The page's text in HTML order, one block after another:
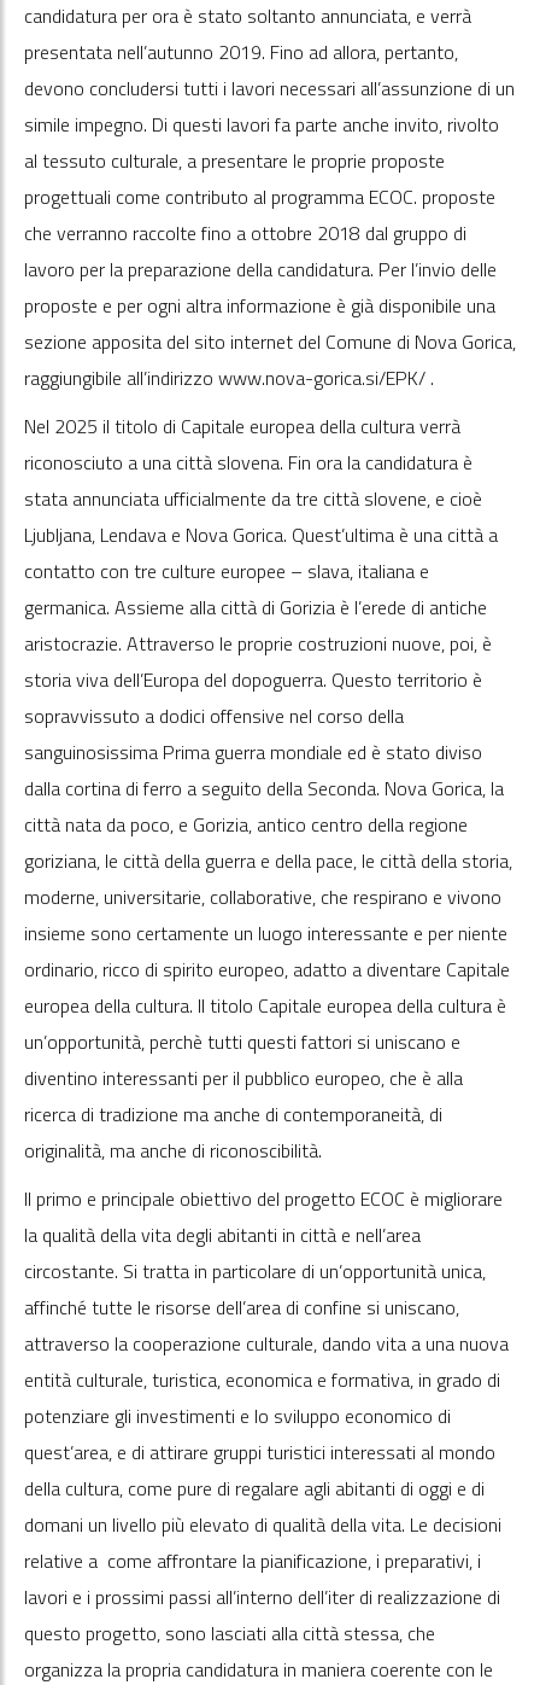
candidatura per ora è stato soltanto annunciata, e verrà
presentata nell’autunno 2019. Fino ad allora, pertanto,
devono concludersi tutti i lavori necessari all’assunzione di un
simile impegno. Di questi lavori fa parte anche invito, rivolto
al tessuto culturale, a presentare le proprie proposte
progettuali come contributo al programma ECOC. proposte
che verranno raccolte fino a ottobre 2018 dal gruppo di
lavoro per la preparazione della candidatura. Per l’invio delle
proposte e per ogni altra informazione è già disponibile una
sezione apposita del sito internet del Comune di Nova Gorica,
raggiungibile all’indirizzo www.nova-gorica.si/EPK/ .
Nel 2025 il titolo di Capitale europea della cultura verrà
riconosciuto a una città slovena. Fin ora la candidatura è
stata annunciata ufficialmente da tre città slovene, e cioè
Ljubljana, Lendava e Nova Gorica. Quest’ultima è una città a
contatto con tre culture europee – slava, italiana e
germanica. Assieme alla città di Gorizia è l’erede di antiche
aristocrazie. Attraverso le proprie costruzioni nuove, poi, è
storia viva dell’Europa del dopoguerra. Questo territorio è
sopravvissuto a dodici offensive nel corso della
sanguinosissima Prima guerra mondiale ed è stato diviso
dalla cortina di ferro a seguito della Seconda. Nova Gorica, la
città nata da poco, e Gorizia, antico centro della regione
goriziana, le città della guerra e della pace, le città della storia,
moderne, universitarie, collaborative, che respirano e vivono
insieme sono certamente un luogo interessante e per niente
ordinario, ricco di spirito europeo, adatto a diventare Capitale
europea della cultura. Il titolo Capitale europea della cultura è
un’opportunità, perchè tutti questi fattori si uniscano e
diventino interessanti per il pubblico europeo, che è alla
ricerca di tradizione ma anche di contemporaneità, di
originalità, ma anche di riconoscibilità.
Il primo e principale obiettivo del progetto ECOC è migliorare
la qualità della vita degli abitanti in città e nell’area
circostante. Si tratta in particolare di un’opportunità unica,
affinché tutte le risorse dell’area di confine si uniscano,
attraverso la cooperazione culturale, dando vita a una nuova
entità culturale, turistica, economica e formativa, in grado di
potenziare gli investimenti e lo sviluppo economico di
quest’area, e di attirare gruppi turistici interessati al mondo
della cultura, come pure di regalare agli abitanti di oggi e di
domani un livello più elevato di qualità della vita. Le decisioni
relative a come affrontare la pianificazione, i preparativi, i
lavori e i prossimi passi all’interno dell’iter di realizzazione di
questo progetto, sono lasciati alla città stessa, che
organizza la propria candidatura in maniera coerente con le